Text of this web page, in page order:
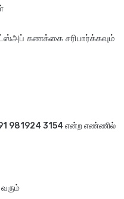
கணக்கை சரிபார்க்கவும்
981924 3154 என்ற எண்ணில்